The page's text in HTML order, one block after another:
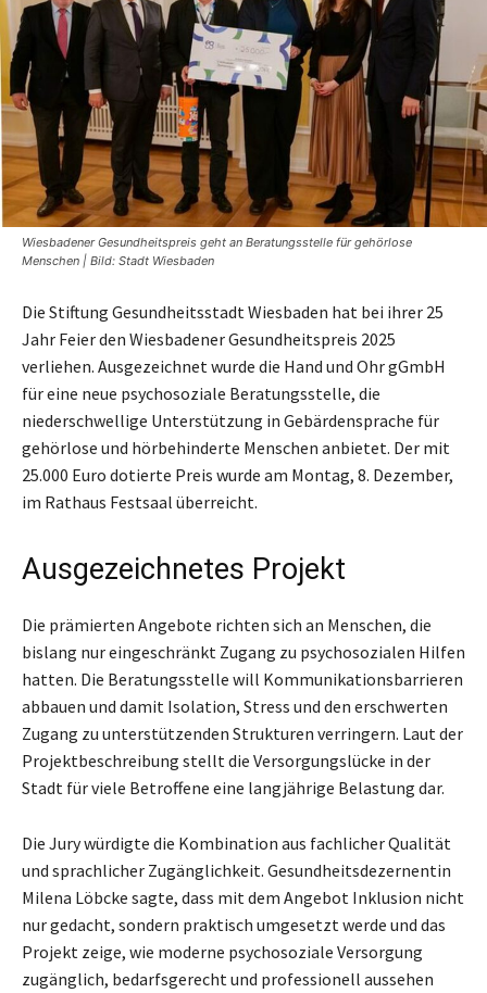
Wiesbadener Gesundheitspreis geht an Beratungsstelle für gehörlose
Menschen | Bild: Stadt Wiesbaden
Die Stiftung Gesundheitsstadt Wiesbaden hat bei ihrer 25
Jahr Feier den Wiesbadener Gesundheitspreis 2025
verliehen. Ausgezeichnet wurde die Hand und Ohr gGmbH
für eine neue psychosoziale Beratungsstelle, die
niederschwellige Unterstützung in Gebärdensprache für
gehörlose und hörbehinderte Menschen anbietet. Der mit
25.000 Euro dotierte Preis wurde am Montag, 8. Dezember,
im Rathaus Festsaal überreicht.
Ausgezeichnetes Projekt
Die prämierten Angebote richten sich an Menschen, die
bislang nur eingeschränkt Zugang zu psychosozialen Hilfen
hatten. Die Beratungsstelle will Kommunikationsbarrieren
abbauen und damit Isolation, Stress und den erschwerten
Zugang zu unterstützenden Strukturen verringern. Laut der
Projektbeschreibung stellt die Versorgungslücke in der
Stadt für viele Betroffene eine langjährige Belastung dar.
Die Jury würdigte die Kombination aus fachlicher Qualität
und sprachlicher Zugänglichkeit. Gesundheitsdezernentin
Milena Löbcke sagte, dass mit dem Angebot Inklusion nicht
nur gedacht, sondern praktisch umgesetzt werde und das
Projekt zeige, wie moderne psychosoziale Versorgung
zugänglich, bedarfsgerecht und professionell aussehen